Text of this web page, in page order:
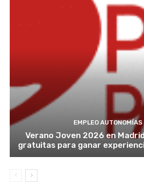
EMPLEO AUTONOMÍAS
Verano Joven 2026 en
gratuitas para ganar